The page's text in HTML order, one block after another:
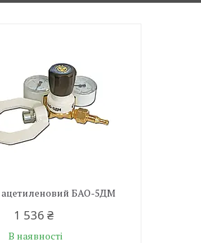
ацетиленовий БАО-5ДМ
1 536 ₴
В наявності